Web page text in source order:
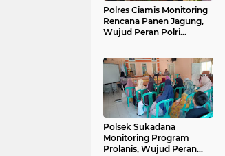
Polres Ciamis Monitoring
Rencana Panen Jagung,
Wujud Peran Polri
Polsek Sukadana
Monitoring Program
Prolanis, Wujud Peran